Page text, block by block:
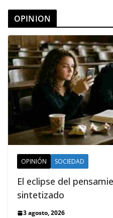
OPINION
OPINIÓN SOCIEDAD
El eclipse del
sintetizado
3 agosto, 2026